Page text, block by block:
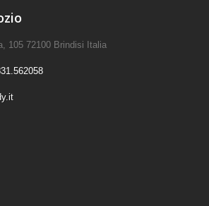
105 72100 Brindisi Italia